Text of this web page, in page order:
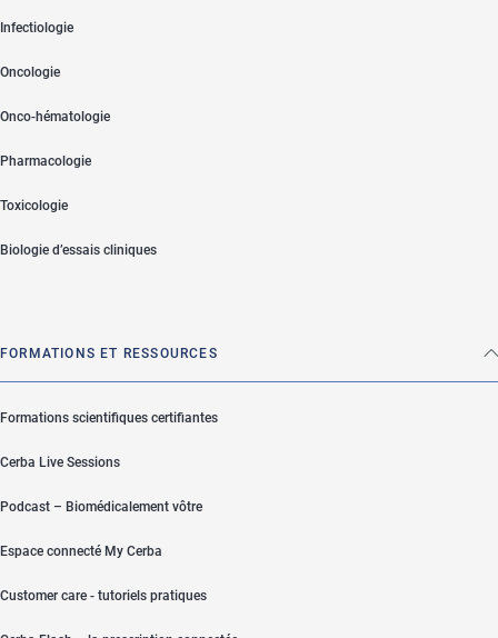
Infectiologie
Oncologie
Onco-hématologie
Pharmacologie
Toxicologie
Biologie d’essais cliniques
FORMATIONS ET RESSOURCES
Formations scientifiques certifiantes
Cerba Live Sessions
Podcast – Biomédicalement vôtre
Espace connecté My Cerba
Customer care - tutoriels pratiques